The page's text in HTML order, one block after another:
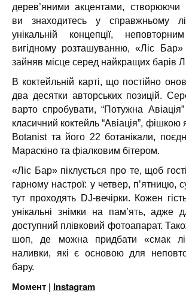
дерев’яними акцентами, створюючи
ви знаходитесь у справжньому
унікальній концепції,
вигідному розташуванню, «Ліс
зайняв місце серед найкращих барів
В коктейльній карті, що постійно
два десятки авторських позицій.
варто спробувати, “Потужна
класичний коктейль “Авіація”, фішкою
Botanist та його 22 ботанікали,
Мараскіно та фіалковим бітером.
«Ліс Бар» піклується про те, щоб
гарному настрої: у четвер, п’ятницю,
тут проходять DJ-вечірки. Кожен
унікальні знімки на пам’ять, адже
доступний плівковий фотоапарат.
шоп, де можна придбати «смак
наливки, які є основою для
бару.
Момент | Instagram